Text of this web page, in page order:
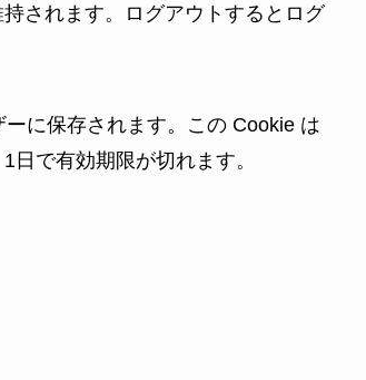
されます。ログアウトするとログ
に保存されます。この Cookie は
で有効期限が切れます。